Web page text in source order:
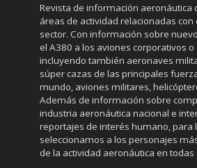
Revista de información aeronáutica
áreas de actividad relacionadas con
sector. Con información sobre
el A380 a los aviones corporativos o
incluyendo también aeronaves
súper cazas de las principales
mundo, aviones militares,
Además de información sobre
industria aeronáutica nacional e
reportajes de interés humano, para
seleccionamos a los personajes
de la actividad aeronáutica en